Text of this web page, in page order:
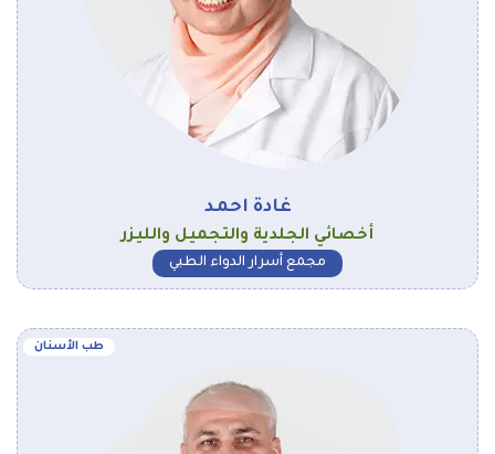
غادة احمد
أخصائي الجلدية والتجميل والليزر
مجمع أسرار الدواء الطبي
طب الأسنان